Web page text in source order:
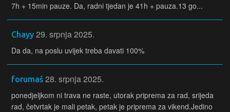
7h + 15min pauze. Da, radni tjedan je 41h + pauza.13 go...
Chayy 29. srpnja 2025.
Da da, na poslu uvijek treba davati 100%
forumaš 28. srpnja 2025.
ponedjeljkom ni trava ne raste, utorak priprema za rad, srijeda
rad, četvrtak je mali petak, petak je priprema za vikend.Jedino